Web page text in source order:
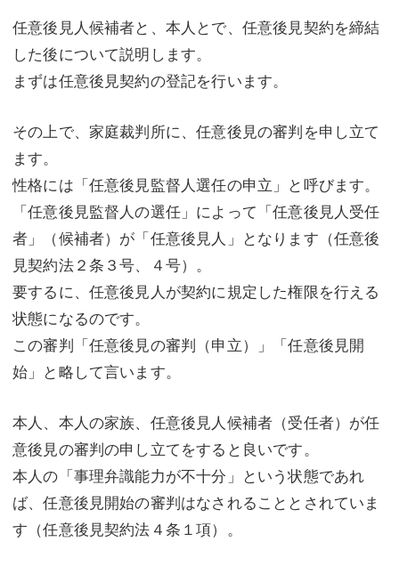
任意後見人候補者と、本人とで、任意後見契約を締結
した後について説明します。
まずは任意後見契約の登記を行います。
その上で、家庭裁判所に、任意後見の審判を申し立て
ます。
性格には「任意後見監督人選任の申立」と呼びます。
「任意後見監督人の選任」によって「任意後見人受任
者」（候補者）が「任意後見人」となります（任意後
見契約法２条３号、４号）。
要するに、任意後見人が契約に規定した権限を行える
状態になるのです。
この審判「任意後見の審判（申立）」「任意後見開
始」と略して言います。
本人、本人の家族、任意後見人候補者（受任者）が任
意後見の審判の申し立てをすると良いです。
本人の「事理弁識能力が不十分」という状態であれ
ば、任意後見開始の審判はなされることとされていま
す（任意後見契約法４条１項）。